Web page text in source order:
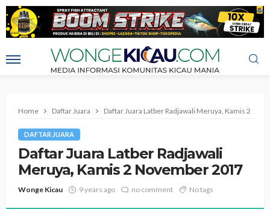
Home Daftar Juara Daftar Juara Latber Radjawali Meruya, Kamis 2
DAFTAR JUARA
Daftar Juara Latber Radjawali
Meruya, Kamis 2 November 2017
Wonge Kicau 9 years ago no comment No tags